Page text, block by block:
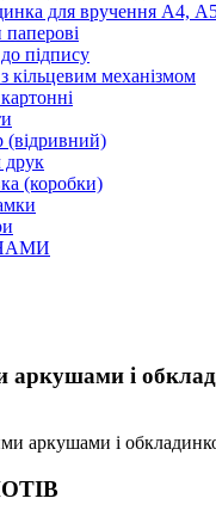
для вручення А4,
підпису
кільцевим механізмом
(відривний)
друк
(коробки)
аркушами і
аркушами і